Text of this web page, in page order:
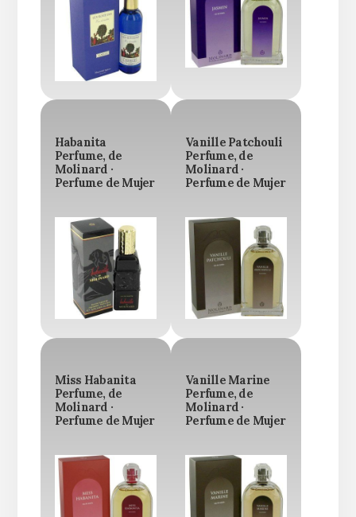
Habanita
Perfume, de
Molinard ·
Perfume de Mujer
Vanille Patchouli
Perfume, de
Molinard ·
Perfume de Mujer
Miss Habanita
Perfume, de
Molinard ·
Perfume de Mujer
Vanille Marine
Perfume, de
Molinard ·
Perfume de Mujer